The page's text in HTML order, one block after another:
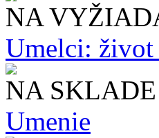
NA
Umelci: život
NA SKLADE
Umenie